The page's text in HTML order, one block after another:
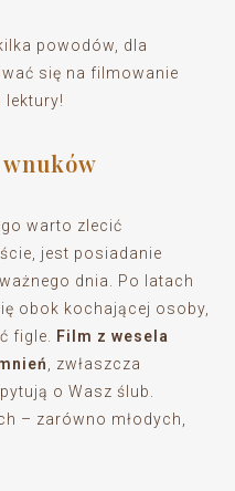
powodów, dla
się na filmowanie
warto zlecić
jest posiadanie
dnia. Po latach
obok kochającej osoby,
figle. Film z wesela
, zwłaszcza
o Wasz ślub.
– zarówno młodych,